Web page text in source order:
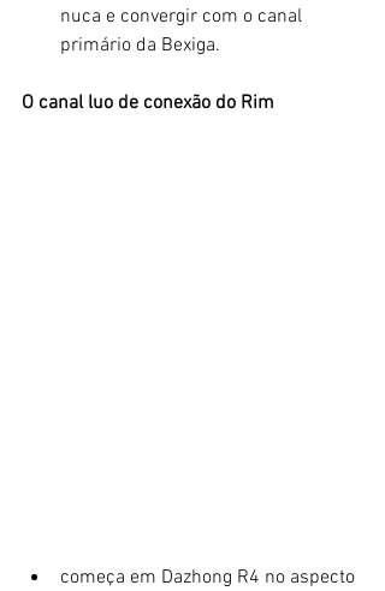
nuca e convergir com o canal
primário da Bexiga.
O canal luo de conexão do Rim
começa em Dazhong R4 no aspecto